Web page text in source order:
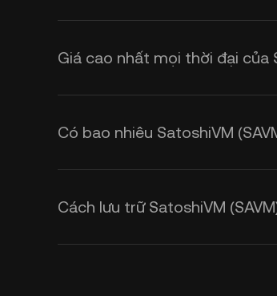
Giá cao nhất mọi thời đại của
Có bao nhiêu SatoshiVM
Cách lưu trữ SatoshiVM